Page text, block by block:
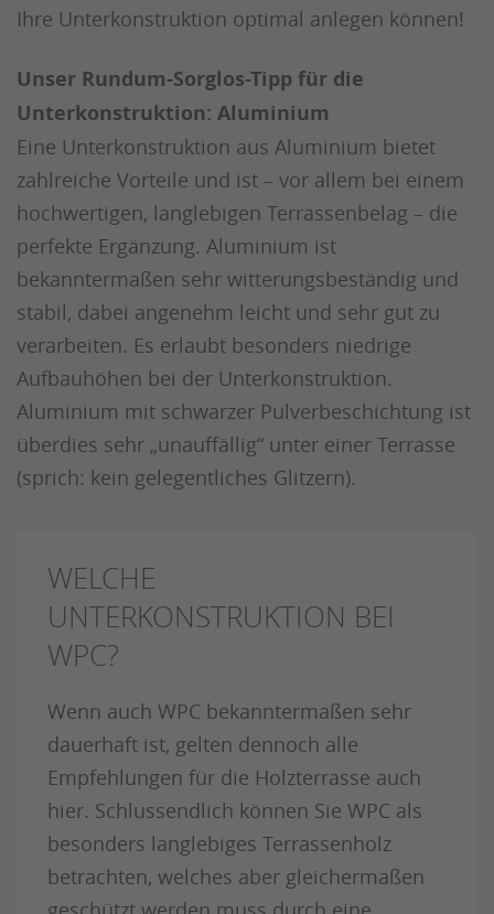
Ihre Unterkonstruktion optimal anlegen können!
Unser Rundum-Sorglos-Tipp für die
Unterkonstruktion: Aluminium
Eine Unterkonstruktion aus Aluminium bietet
zahlreiche Vorteile und ist – vor allem bei einem
hochwertigen, langlebigen Terrassenbelag – die
perfekte Ergänzung. Aluminium ist
bekanntermaßen sehr witterungsbeständig und
stabil, dabei angenehm leicht und sehr gut zu
verarbeiten. Es erlaubt besonders niedrige
Aufbauhöhen bei der Unterkonstruktion.
Aluminium mit schwarzer Pulverbeschichtung ist
überdies sehr „unauffällig“ unter einer Terrasse
(sprich: kein gelegentliches Glitzern).
WELCHE
UNTERKONSTRUKTION BEI
WPC?
Wenn auch WPC bekanntermaßen sehr
dauerhaft ist, gelten dennoch alle
Empfehlungen für die Holzterrasse auch
hier. Schlussendlich können Sie WPC als
besonders langlebiges Terrassenholz
betrachten, welches aber gleichermaßen